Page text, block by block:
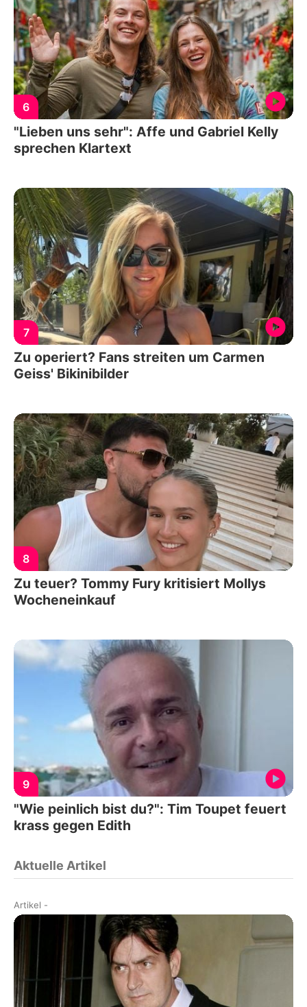
6
"Lieben uns sehr": Affe und Gabriel Kelly
sprechen Klartext
7
Zu operiert? Fans streiten um Carmen
Geiss' Bikinibilder
8
Zu teuer? Tommy Fury kritisiert Mollys
Wocheneinkauf
9
"Wie peinlich bist du?": Tim Toupet feuert
krass gegen Edith
Aktuelle Artikel
Artikel -